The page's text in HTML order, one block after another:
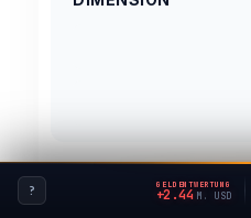
? GELDENTWERTUNG
+2.68 M. USD